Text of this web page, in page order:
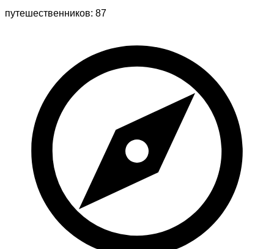
путешественников: 87